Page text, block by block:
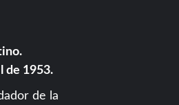
de 1953.
de la